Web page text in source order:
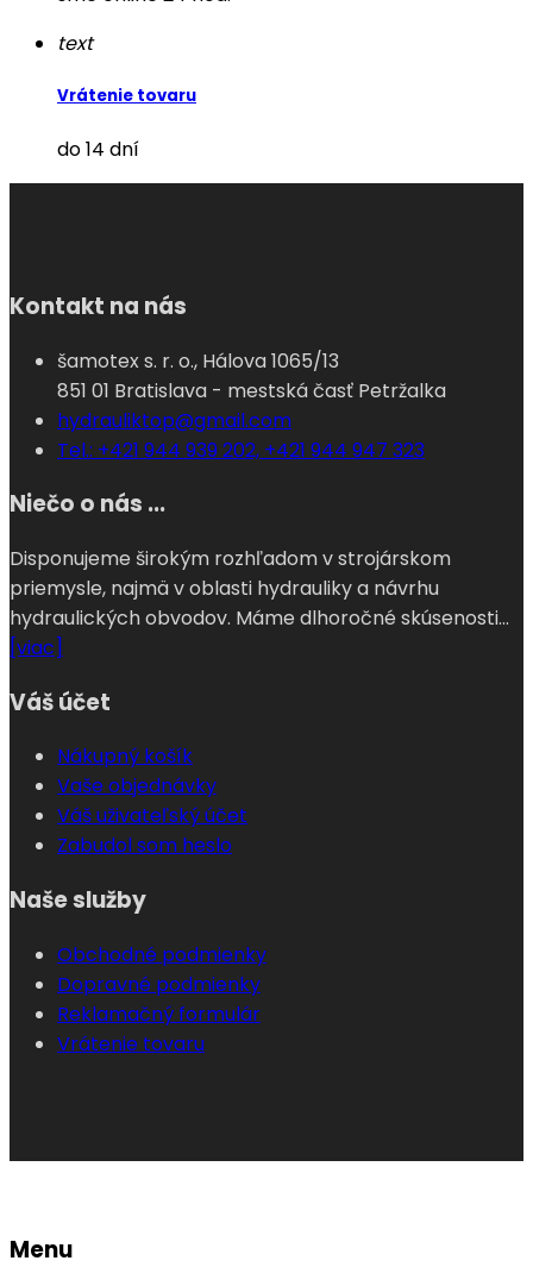
text
Vrátenie tovaru
do 14 dní
Kontakt na nás
šamotex s. r. o., Hálova 1065/13
851 01 Bratislava - mestská časť Petržalka
hydrauliktop@gmail.com
Tel.: +421 944 939 202, +421 944 947 323
Niečo o nás ...
Disponujeme širokým rozhľadom v strojárskom
priemysle, najmä v oblasti hydrauliky a návrhu
hydraulických obvodov. Máme dlhoročné skúsenosti...
[viac]
Váš účet
Nákupný košík
Vaše objednávky
Váš uživateľský účet
Zabudol som heslo
Naše služby
Obchodné podmienky
Dopravné podmienky
Reklamačný formulár
Vrátenie tovaru
Menu